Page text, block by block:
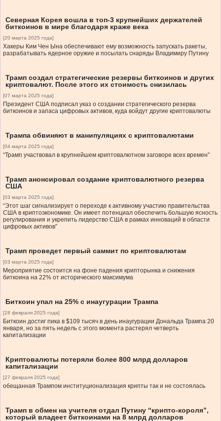
Северная Корея вошла в топ-3 крупнейших держателей
биткоинов в мире благодаря краже века
[20 марта 2025 года]
Хакеры Ким Чен Ына обеспечивают ему возможность запускать ракеты,
разрабатывать ядерное оружие и посылать снаряды Владимиру Путину
Трамп создал стратегические резервы биткоинов и других
криптовалют. После этого их стоимость снизилась
[07 марта 2025 года]
Президент США подписал указ о создании стратегического резерва
биткоинов и запаса цифровых активов, куда войдут другие криптовалюты
Трампа обвиняют в манипуляциях с криптовалютами
[04 марта 2025 года]
“Трамп участвовал в крупнейшем криптовалютном заговоре всех времен”
Трамп анонсировал создание криптовалютного резерва
США
[03 марта 2025 года]
“Этот шаг сигнализирует о переходе к активному участию правительства
США в криптоэкономике. Он имеет потенциал обеспечить большую ясность
регулирования и укрепить лидерство США в рамках инноваций в области
цифровых активов”
Трамп проведет первый саммит по криптовалютам
[03 марта 2025 года]
Мероприятие состоится на фоне падения крипторынка и снижения
биткоина на 22% от исторического максимума
Биткоин упал на 25% с инаугурации Трампа
[28 февраля 2025 года]
Биткоин достиг пика в $109 тысяч в день инаугурации Дональда Трампа 20
января, но за пять недель с этого момента растерял четверть
капитализации
Криптовалюты потеряли более 800 млрд долларов
капитализации
[27 февраля 2025 года]
обещанная Трампом институционализация крипты так и не состоялась
Трамп в обмен на учителя отдал Путину “крипто-короля”,
который владеет биткоинами на 8 млрд долларов